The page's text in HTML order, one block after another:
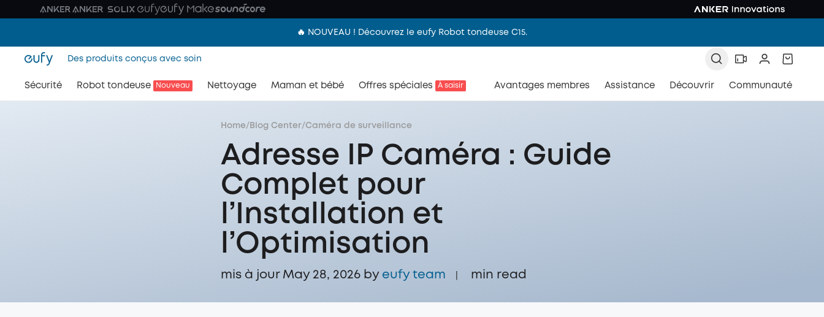
🔥 NOUVEAU ! Découvrez le eufy Robot tondeuse C15.
Des produits conçus avec soin
Sécurité Robot tondeuse Nouveau Nettoyage Maman et bébé Offres spéciales À saisir Avantages membres Assistance Découvrir Communauté
Home/ Blog Center/Caméra de surveillance
Adresse IP Caméra : Guide
Complet pour
l’Installation et
l’Optimisation
mis à jour May 28, 2026 by eufy team min read